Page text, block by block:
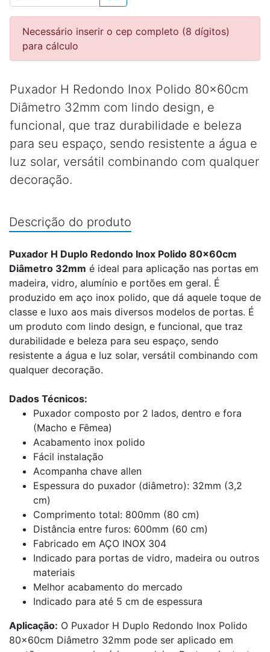
Necessário inserir o cep completo (8 dígitos)
para cálculo
Puxador H Redondo Inox Polido 80x60cm
Diâmetro 32mm com lindo design, e
funcional, que traz durabilidade e beleza
para seu espaço, sendo resistente a água e
luz solar, versátil combinando com qualquer
decoração.
Descrição do produto
Puxador H Duplo Redondo Inox Polido 80x60cm
Diâmetro 32mm é ideal para aplicação nas portas em
madeira, vidro, alumínio e portões em geral. É
produzido em aço inox polido, que dá aquele toque de
classe e luxo aos mais diversos modelos de portas. É
um produto com lindo design, e funcional, que traz
durabilidade e beleza para seu espaço, sendo
resistente a água e luz solar, versátil combinando com
qualquer decoração.
Dados Técnicos:
Puxador composto por 2 lados, dentro e fora
(Macho e Fêmea)
Acabamento inox polido
Fácil instalação
Acompanha chave allen
Espessura do puxador (diâmetro): 32mm (3,2
cm)
Comprimento total: 800mm (80 cm)
Distância entre furos: 600mm (60 cm)
Fabricado em AÇO INOX 304
Indicado para portas de vidro, madeira ou outros
materiais
Melhor acabamento do mercado
Indicado para até 5 cm de espessura
Aplicação: O Puxador H Duplo Redondo Inox Polido
80x60cm Diâmetro 32mm pode ser aplicado em